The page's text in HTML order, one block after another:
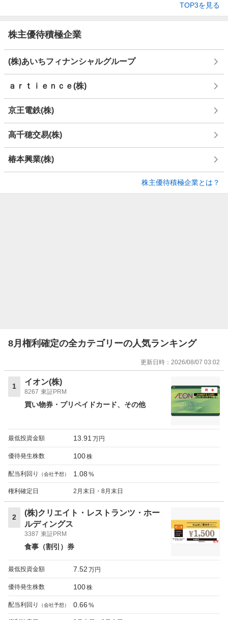
TOP3を見る
株主優待積極企業
(株)あいちフィナンシャルグループ
ａｒｔｉｅｎｃｅ(株)
京王電鉄(株)
高千穂交易(株)
椿本興業(株)
株主優待積極企業とは？
8月権利確定の全カテゴリーの人気ランキング
更新日時： 2026/08/07 03:02
1
イオン(株)
8267 東証PRM
買い物券・プリペイドカード その他
最低投資金額 13.91 万円
優待発生株数 100株
配当利回り （会社予想） 1.08 %
権利確定日 2月末日・8月末日
2
(株)クリエイト・レストランツ・ホー
ルディングス
3387 東証PRM
食事（割引）券
最低投資金額 7.52 万円
優待発生株数 100株
配当利回り （会社予想） 0.66 %